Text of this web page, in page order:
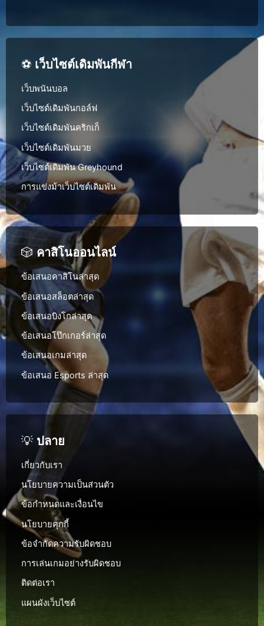
⚽ เว็บไซต์เดิมพันกีฬา
เว็บพนันบอล
เว็บไซต์เดิมพันกอล์ฟ
เว็บไซต์เดิมพันคริกเก็
เว็บไซต์เดิมพันมวย
เว็บไซต์เดิมพัน Greyhound
การแข่งม้าเว็บไซต์เดิมพัน
🎲คาสิโนออนไลน์
ข้อเสนอคาสิโนล่าสุด
ข้อเสนอสล็อตล่าสุด
ข้อเสนอบิงโกล่าสุด
ข้อเสนอโป๊กเกอร์ล่าสุด
ข้อเสนอเกมล่าสุด
ข้อเสนอ Esports ล่าสุด
💡 ปลาย
เกี่ยวกับเรา
นโยบายความเป็นส่วนตัว
ข้อกำหนดและเงื่อนไข
นโยบายคุกกี้
ข้อจำกัดความรับผิดชอบ
การเล่นเกมอย่างรับผิดชอบ
ติดต่อเรา
แผนผังเว็บไซต์